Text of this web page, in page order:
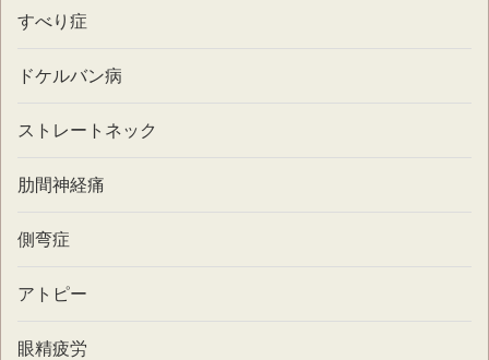
すべり症
ドケルバン病
ストレートネック
肋間神経痛
側弯症
アトピー
眼精疲労